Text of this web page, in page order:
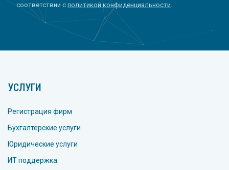
соответствии с политикой конфиденциальности
УСЛУГИ
Регистрация фирм
Бухгалтерские услуги
Юридические услуги
ИТ поддержка